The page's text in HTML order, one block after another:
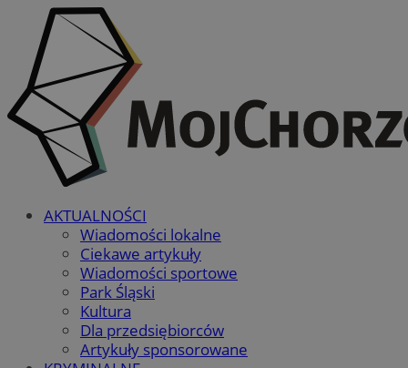
AKTUALNOŚCI
Wiadomości lokalne
Ciekawe artykuły
Wiadomości sportowe
Park Śląski
Kultura
Dla przedsiębiorców
Artykuły sponsorowane